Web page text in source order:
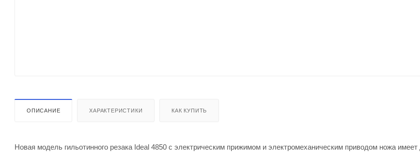
ОПИСАНИЕ ХАРАКТЕРИСТИКИ КАК КУПИТЬ
Новая модель гильотинного резака Ideal 4850 с электрическим прижимом и электромеханическим приводом ножа имеет